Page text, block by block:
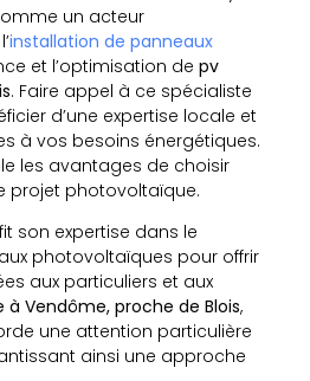
un acteur
installation de panneaux
et l’optimisation de pv
. Faire appel à ce spécialiste
d’une expertise locale et
à vos besoins énergétiques.
les avantages de choisir
projet photovoltaïque.
son expertise dans le
photovoltaïques pour offrir
aux particuliers et aux
à Vendôme, proche de Blois,
une attention particulière
ainsi une approche